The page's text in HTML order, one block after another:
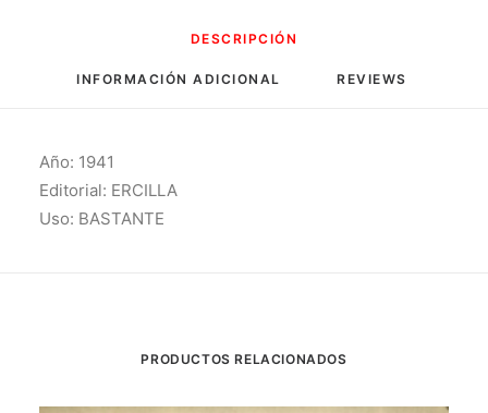
DESCRIPCIÓN
INFORMACIÓN ADICIONAL REVIEWS
Año: 1941
Editorial: ERCILLA
Uso: BASTANTE
PRODUCTOS RELACIONADOS